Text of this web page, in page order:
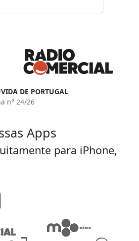
DE PORTUGAL
n° 24/26
Apps
para iPhone,